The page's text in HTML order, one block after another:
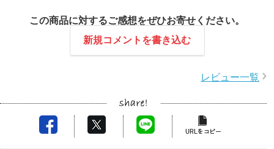
この商品に対するご感想をぜひお寄せください。
新規コメントを書き込む
レビュー一覧